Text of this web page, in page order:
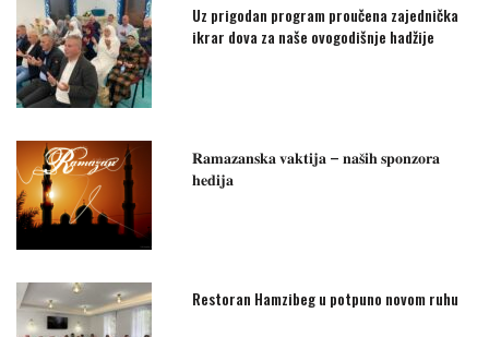
Uz prigodan program proučena zajednička
ikrar dova za naše ovogodišnje hadžije
𝐑𝐚𝐦𝐚𝐳𝐚𝐧𝐬𝐤𝐚 𝐯𝐚𝐤𝐭𝐢𝐣𝐚 – 𝐧𝐚𝐬̌𝐢𝐡 𝐬𝐩𝐨𝐧𝐳𝐨𝐫𝐚
𝐡𝐞𝐝𝐢𝐣𝐚
Restoran Hamzibeg u potpuno novom ruhu